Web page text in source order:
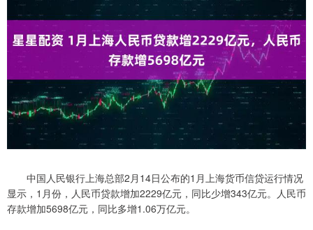
中国人民银行上海总部2月14日公布的1月上海货币信贷运行情况
显示，1月份，人民币贷款增加2229亿元，同比少增343亿元。人民币
存款增加5698亿元，同比多增1.06万亿元。